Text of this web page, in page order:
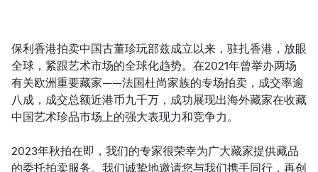
保利香港拍卖中国古董珍玩部兹成立以来，驻扎香港，放眼
全球，紧跟艺术市场的全球化趋势。在2021年曾举办两场
有关欧洲重要藏家——法国杜尚家族的专场拍卖，成交率逾
八成，成交总额近港币九千万，成功展现出海外藏家在收藏
中国艺术珍品市场上的强大表现力和竞争力。
2023年秋拍在即，我们的专家很荣幸为广大藏家提供藏品
的委托拍卖服务。我们诚挚地邀请您与我们携手同行，再创